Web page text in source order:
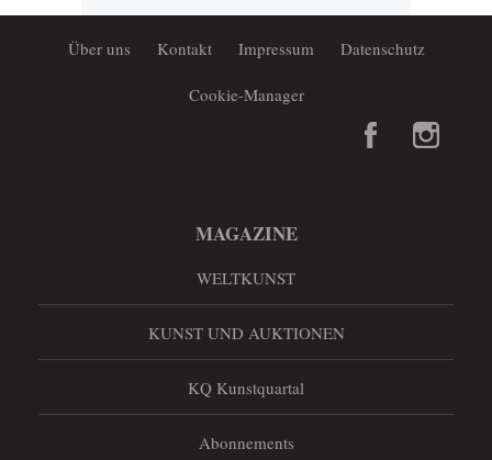
Über uns Kontakt Impressum Datenschutz
Cookie-Manager
MAGAZINE
WELTKUNST
KUNST UND AUKTIONEN
KQ Kunstquartal
Abonnements